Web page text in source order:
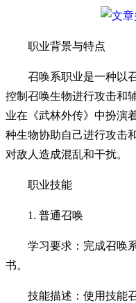
职业背景与特点
召唤系职业是一种以
控制召唤生物进行攻击和
业在《武林外传》中扮演
种生物协助自己进行攻击
对敌人造成混乱和干扰。
职业技能
1. 普通召唤
学习要求：完成召唤
书。
技能描述：使用技能